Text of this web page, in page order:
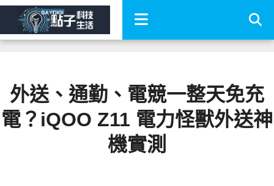
外送、通勤、電競一整天免充
電？iQOO Z11 電力怪獸外送神
機實測